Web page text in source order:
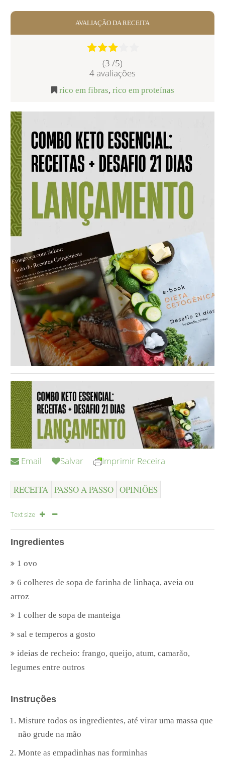
AVALIAÇÃO DA RECEITA
(3 /5)
4avaliações
rico em fibras, rico em proteínas
Email Salvar Imprimir Receira
RECEITA PASSO A PASSO OPINIÕES
Text size
Ingredientes
1 ovo
6 colheres de sopa de farinha de linhaça, aveia ou
arroz
1 colher de sopa de manteiga
sal e temperos a gosto
ideias de recheio: frango, queijo, atum, camarão,
legumes entre outros
Instruções
Misture todos os ingredientes, até virar uma massa que
não grude na mão
Monte as empadinhas nas forminhas